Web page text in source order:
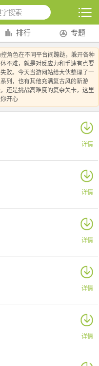
排行 专题
角色在不同平台间蹦跶，躲开各种
不难，就是对反应力和手速有点要
败。今天当游网站给大伙整理了一
列，也有其他充满复古风的新游
还是挑战高难度的复杂关卡，这里
开心
详情
详情
详情
详情
详情